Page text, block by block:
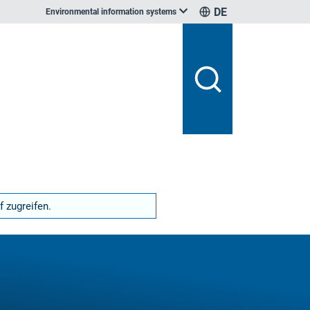
Environmental information systems DE
zugreifen.